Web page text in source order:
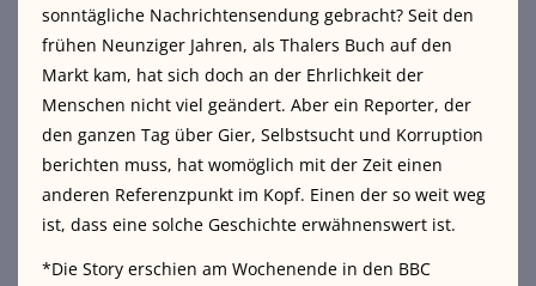
sonntägliche Nachrichtensendung gebracht? Seit den
frühen Neunziger Jahren, als Thalers Buch auf den
Markt kam, hat sich doch an der Ehrlichkeit der
Menschen nicht viel geändert. Aber ein Reporter, der
den ganzen Tag über Gier, Selbstsucht und Korruption
berichten muss, hat womöglich mit der Zeit einen
anderen Referenzpunkt im Kopf. Einen der so weit weg
ist, dass eine solche Geschichte erwähnenswert ist.
*Die Story erschien am Wochenende in den BBC